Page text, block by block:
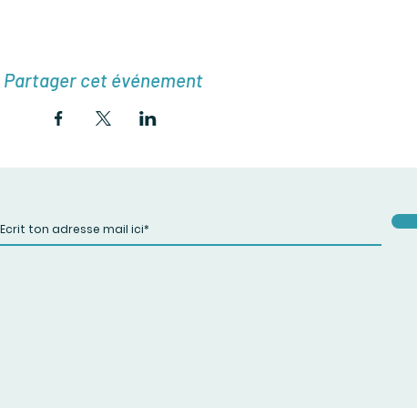
Partager cet événement